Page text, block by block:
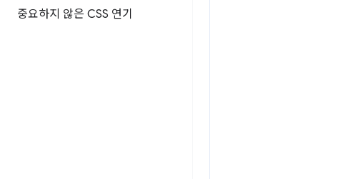
중요하지 않은 CSS 연기